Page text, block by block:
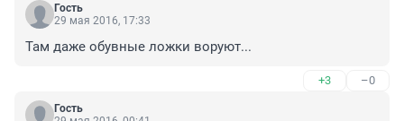
Гость
29 мая 2016, 17:33
Там даже обувные ложки воруют...
+3 –0
Гость